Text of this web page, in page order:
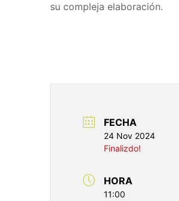
su compleja elaboración.
FECHA
24 Nov 2024
Finalizdo!
HORA
11:00